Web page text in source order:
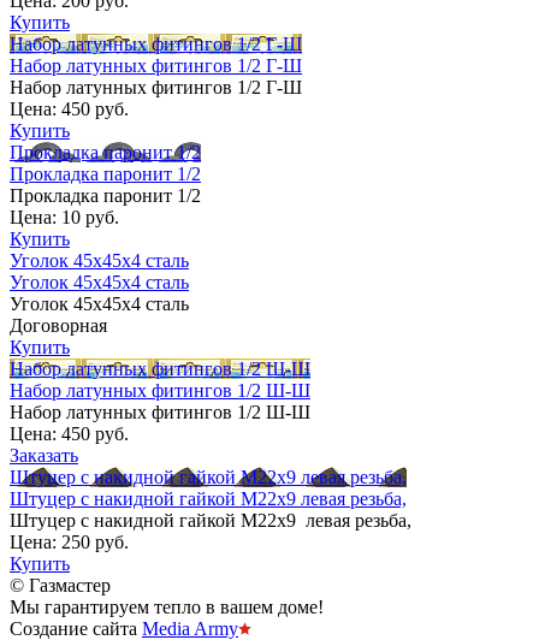
Купить
Набор латунных фитингов 1/2 Г-Ш
Набор латунных фитингов 1/2 Г-Ш
Набор латунных фитингов 1/2 Г-Ш
Цена: 450 руб.
Купить
Прокладка паронит 1/2
Прокладка паронит 1/2
Прокладка паронит 1/2
Цена: 10 руб.
Купить
Уголок 45х45х4 сталь
Уголок 45х45х4 сталь
Уголок 45х45х4 сталь
Договорная
Купить
Набор латунных фитингов 1/2 Ш-Ш
Набор латунных фитингов 1/2 Ш-Ш
Набор латунных фитингов 1/2 Ш-Ш
Цена: 450 руб.
Заказать
Штуцер с накидной гайкой М22х9 левая резьба,
Штуцер с накидной гайкой М22х9 левая резьба,
Штуцер с накидной гайкой М22х9 левая резьба,
Цена: 250 руб.
Купить
© Газмастер
Мы гарантируем тепло в вашем доме!
Создание сайта Media Army